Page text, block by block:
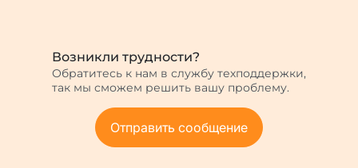
Возникли трудности?
Обратитесь к нам в службу техподдержки,
так мы сможем решить вашу проблему.
Отправить сообщение